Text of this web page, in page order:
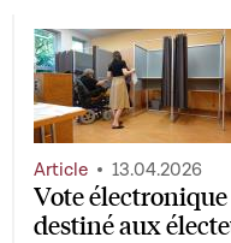
Vote
destiné aux
Article 13.04.2026